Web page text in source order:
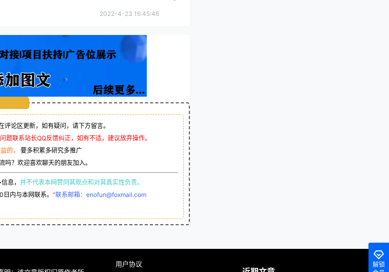
2022-4-23 16:45:46
论区更新，如有疑问，请下方留言。
联系站长QQ反馈纠正，如有不适，建议放弃操作。
的，
要多积累多研究多推广
吗？欢迎喜欢聊天的朋友加入。
息， 并不代表本网赞同其观点和对其真实性负责。
日内与本网联系。 “联系邮箱：enofun@foxmail.com
解锁
用户协议